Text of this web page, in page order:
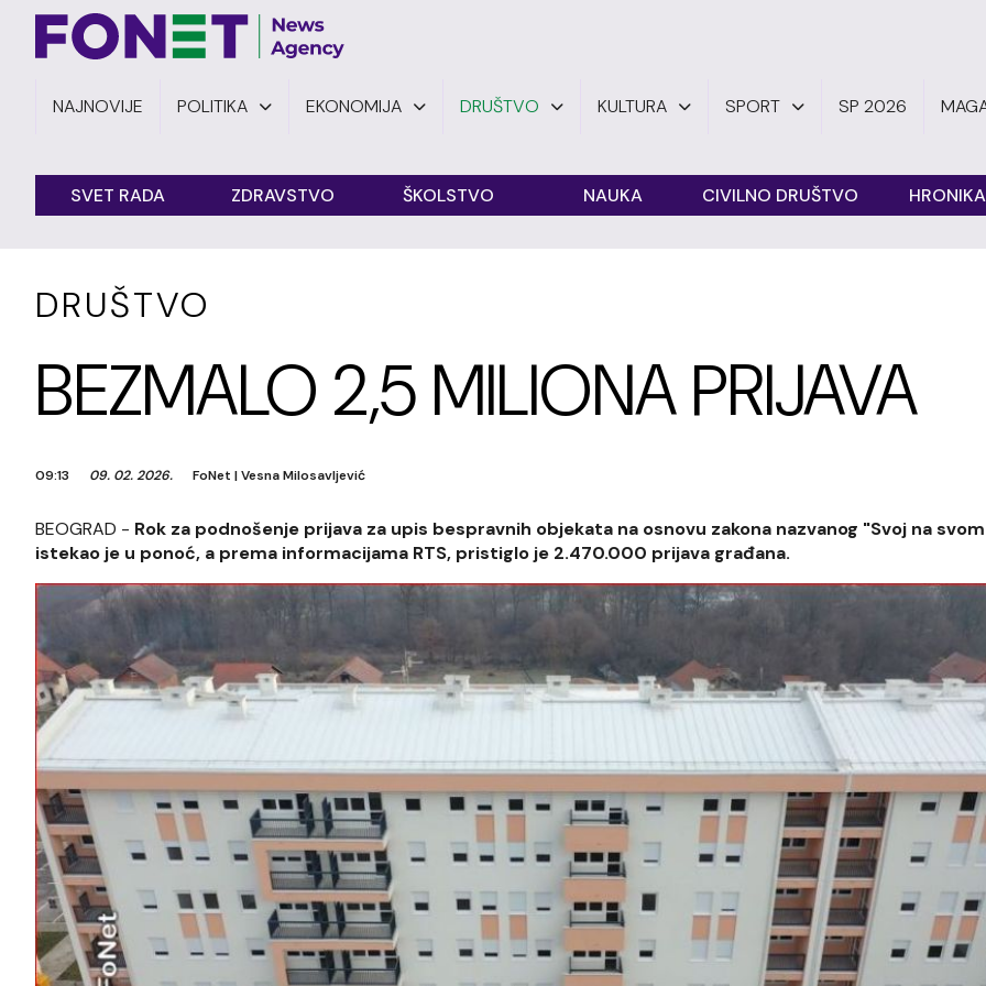
NAJNOVIJE POLITIKA EKONOMIJA DRUŠTVO KULTURA SPORT SP 2026
SVET RADA ZDRAVSTVO ŠKOLSTVO NAUKA CIVILNO DRUŠTVO HRONIKA
DRUŠTVO
BEZMALO 2,5 MILIONA PRIJAVA
09:13 09. 02. 2026. FoNet |Vesna Milosavljević
BEOGRAD - Rok za podnošenje prijava za upis bespravnih objekata na osnovu zakona nazvanog "Svoj na
istekao je u ponoć, a prema informacijama RTS, pristiglo je 2.470.000 prijava građana.